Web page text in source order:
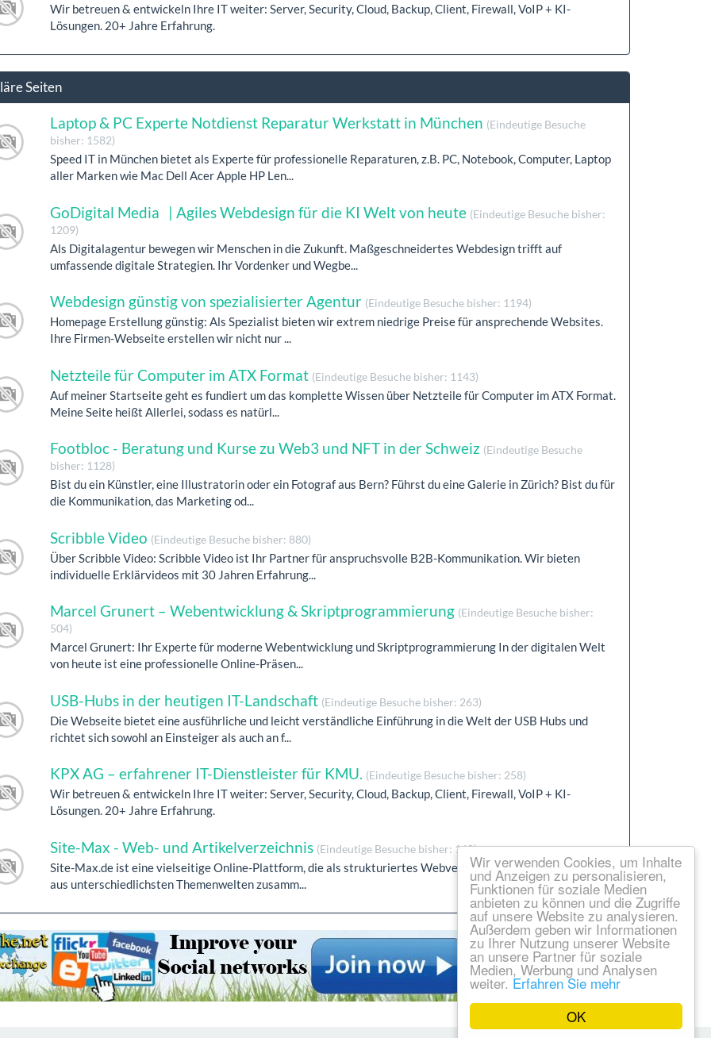
OK
Wir verwenden Cookies, um Inhalte
und Anzeigen zu personalisieren,
Funktionen für soziale Medien
anbieten zu können und die Zugriffe
auf unsere Website zu analysieren.
Außerdem geben wir Informationen
zu Ihrer Nutzung unserer Website
an unsere Partner für soziale
Medien, Werbung und Analysen
weiter. Erfahren Sie mehr
Wir betreuen & entwickeln Ihre IT weiter: Server, Security, Cloud, Backup, Client, Firewall, VoIP + KI-
Lösungen. 20+ Jahre Erfahrung.
Seiten
Laptop & PC Experte Notdienst Reparatur Werkstatt in München (Eindeutige Besuche
bisher: 1582)
Speed IT in München bietet als Experte für professionelle Reparaturen, z.B. PC, Notebook, Computer, Laptop
aller Marken wie Mac Dell Acer Apple HP Len...
GoDigital Media | Agiles Webdesign für die KI Welt von heute (Eindeutige Besuche bisher:
1209)
Als Digitalagentur bewegen wir Menschen in die Zukunft. Maßgeschneidertes Webdesign trifft auf
umfassende digitale Strategien. Ihr Vordenker und Wegbe...
Webdesign günstig von spezialisierter Agentur (Eindeutige Besuche bisher: 1194)
Homepage Erstellung günstig: Als Spezialist bieten wir extrem niedrige Preise für ansprechende Websites.
Ihre Firmen-Webseite erstellen wir nicht nur ...
Netzteile für Computer im ATX Format (Eindeutige Besuche bisher: 1143)
Auf meiner Startseite geht es fundiert um das komplette Wissen über Netzteile für Computer im ATX Format.
Meine Seite heißt Allerlei, sodass es natürl...
Footbloc - Beratung und Kurse zu Web3 und NFT in der Schweiz (Eindeutige Besuche
bisher: 1128)
Bist du ein Künstler, eine Illustratorin oder ein Fotograf aus Bern? Führst du eine Galerie in Zürich? Bist du für
die Kommunikation, das Marketing od...
Scribble Video (Eindeutige Besuche bisher: 880)
Über Scribble Video: Scribble Video ist Ihr Partner für anspruchsvolle B2B-Kommunikation. Wir bieten
individuelle Erklärvideos mit 30 Jahren Erfahrung...
Marcel Grunert – Webentwicklung & Skriptprogrammierung (Eindeutige Besuche bisher:
504)
Marcel Grunert: Ihr Experte für moderne Webentwicklung und Skriptprogrammierung In der digitalen Welt
von heute ist eine professionelle Online-Präsen...
USB-Hubs in der heutigen IT-Landschaft (Eindeutige Besuche bisher: 263)
Die Webseite bietet eine ausführliche und leicht verständliche Einführung in die Welt der USB Hubs und
richtet sich sowohl an Einsteiger als auch an f...
KPX AG – erfahrener IT-Dienstleister für KMU. (Eindeutige Besuche bisher: 258)
Wir betreuen & entwickeln Ihre IT weiter: Server, Security, Cloud, Backup, Client, Firewall, VoIP + KI-
Lösungen. 20+ Jahre Erfahrung.
Site-Max - Web- und Artikelverzeichnis (Eindeutige Besuche bisher: 160)
Site-Max.de ist eine vielseitige Online-Plattform, die als strukturiertes Webverzeichnis spannende Inhalte
aus unterschiedlichsten Themenwelten zusamm...